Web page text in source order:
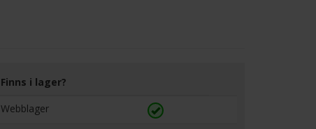
Finns i lager?
Webblager